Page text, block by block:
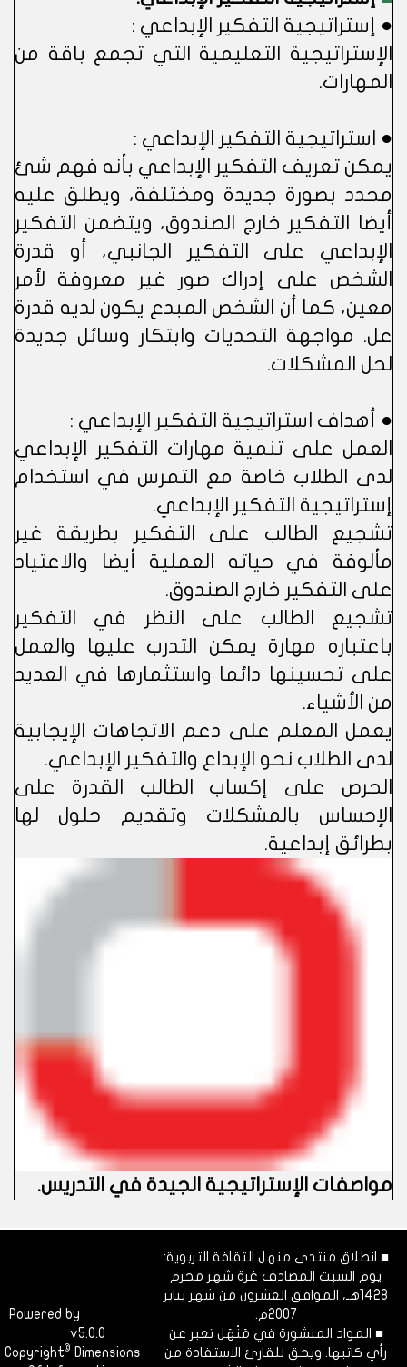
● إستراتيجية التفكير الإبداعي :
الإستراتيجية التعليمية التي تجمع باقة من
المهارات.
● استراتيجية التفكير الإبداعي :
يمكن تعريف التفكير الإبداعي بأنه فهم شئ
محدد بصورة جديدة ومختلفة، ويطلق عليه
أيضا التفكير خارج الصندوق، ويتضمن التفكير
الإبداعي على التفكير الجانبي، أو قدرة
الشخص على إدراك صور غير معروفة لأمر
معين، كما أن الشخص المبدع يكون لديه قدرة
عل. مواجهة التحديات وابتكار وسائل جديدة
لحل المشكلات.
● أهداف استراتيجية التفكير الإبداعي :
العمل على تنمية مهارات التفكير الإبداعي
لدى الطلاب خاصة مع التمرس في استخدام
إستراتيجية التفكير الإبداعي.
تشجيع الطالب على التفكير بطريقة غير
مألوفة في حياته العملية أيضا والاعتياد
على التفكير خارج الصندوق.
تشجيع الطالب على النظر في التفكير
باعتباره مهارة يمكن التدرب عليها والعمل
على تحسينها دائما واستثمارها في العديد
من الأشياء.
يعمل المعلم على دعم الاتجاهات الإيجابية
لدى الطلاب نحو الإبداع والتفكير الإبداعي.
الحرص على إكساب الطالب القدرة على
الإحساس بالمشكلات وتقديم حلول لها
بطرائق إبداعية.
مواصفات الإستراتيجية الجيدة في التدريس.
■ انطلاق منتدى منهل الثقافة التربوية:
يوم السبت المصادف غرة شهر محرم
1428هـ، الموافق العشرون من شهر يناير
2007م.
■ المواد المنشورة في مَنْهَل تعبر عن
رأي كاتبها. ويحق للقارئ الاستفادة من
Powered by
v5.0.0
Copyright©
Dimensions